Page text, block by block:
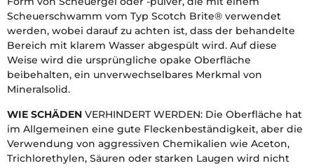
Scheuerschwamm vom Typ Scotch Brite® verwendet
werden, wobei darauf zu achten ist, dass der behandelte
Bereich mit klarem Wasser abgespült wird. Auf diese
Weise wird die ursprüngliche opake Oberfläche
beibehalten, ein unverwechselbares Merkmal von
Mineralsolid.
WIE SCHÄDEN VERHINDERT WERDEN: Die Oberfläche hat
im Allgemeinen eine gute Fleckenbeständigkeit, aber die
Verwendung von aggressiven Chemikalien wie Aceton,
Trichlorethylen, Säuren oder starken Laugen wird nicht